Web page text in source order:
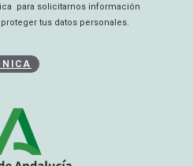
para solicitarnos información
tus datos personales.